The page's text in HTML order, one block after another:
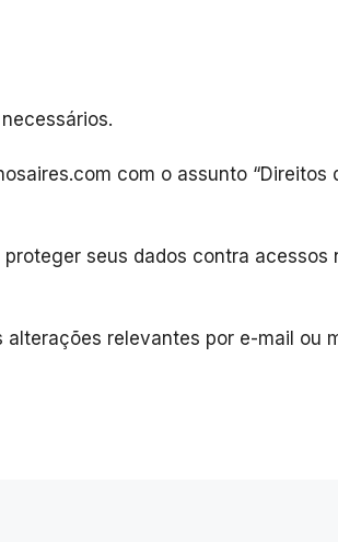
com o assunto “Direitos
seus dados contra acessos
relevantes por e-mail ou